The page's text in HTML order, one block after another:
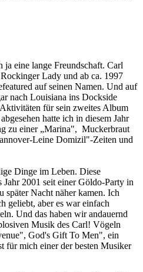
eine lange Freundschaft. Carl
Lady und ab ca. 1997
auf seinen Namen. Und auf
nach Louisiana ins Dockside
für sein zweites Album
hatte ich in diesem Jahr
zu einer „Marina", Muckerbraut
Leine Domizil"-Zeiten und
Dinge im Leben. Diese
2001 seit einer Göldo-Party in
später Nacht näher kamen. Ich
geliebt, aber es war einfach
Und das haben wir andauernd
Musik des Carl! Vögeln
God's Gift To Men", ein
für mich einer der besten Musiker